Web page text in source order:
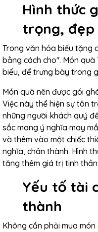
Hình thức
trọng,
Trong văn hóa biếu tặng
bằng cách cho". Món
biếu, để trưng bày trong
Món quà nên được gói
Việc này thể hiện sự tôn
những người khách quý
sắc mang ý nghĩa may
và thêm vào một chiếc
nghĩa, chân thành. Hình
tăng thêm giá trị tinh
Yếu tố tài
thành
Không cần phải mua